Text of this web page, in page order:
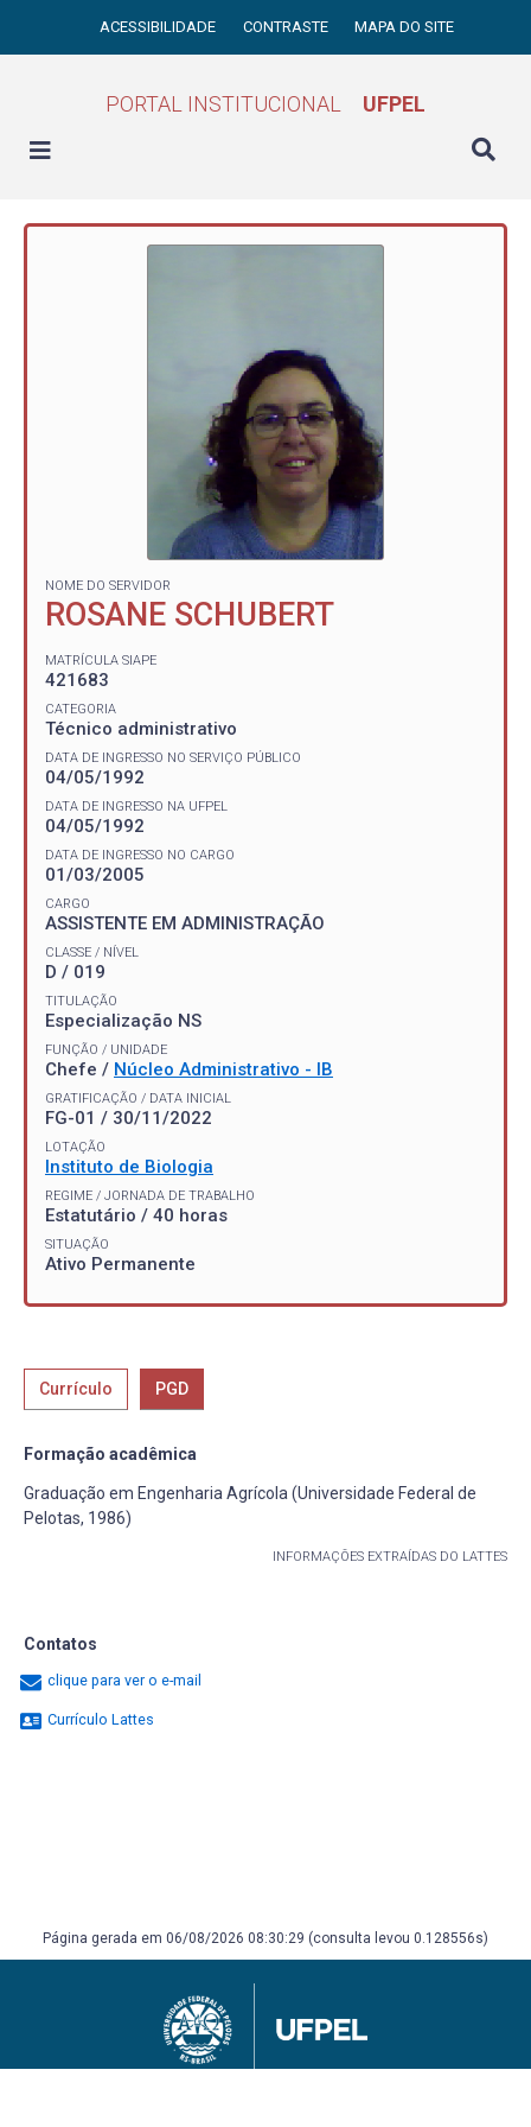
ACESSIBILIDADE CONTRASTE MAPA DO SITE
PORTAL INSTITUCIONAL UFPEL
NOME DO SERVIDOR
ROSANE SCHUBERT
MATRÍCULA SIAPE
421683
CATEGORIA
Técnico administrativo
DATA DE INGRESSO NO SERVIÇO PÚBLICO
04/05/1992
DATA DE INGRESSO NA UFPEL
04/05/1992
DATA DE INGRESSO NO CARGO
01/03/2005
CARGO
ASSISTENTE EM ADMINISTRAÇÃO
CLASSE / NÍVEL
D / 019
TITULAÇÃO
Especialização NS
FUNÇÃO / UNIDADE
Chefe / Núcleo Administrativo - IB
GRATIFICAÇÃO / DATA INICIAL
FG-01 / 30/11/2022
LOTAÇÃO
Instituto de Biologia
REGIME / JORNADA DE TRABALHO
Estatutário / 40 horas
SITUAÇÃO
Ativo Permanente
Currículo PGD
Formação acadêmica
Graduação em Engenharia Agrícola (Universidade Federal de
Pelotas, 1986)
INFORMAÇÕES EXTRAÍDAS DO LATTES
Contatos
clique para ver o e-mail
Currículo Lattes
Página gerada em 06/08/2026 08:30:29 (consulta levou 0.128556s)